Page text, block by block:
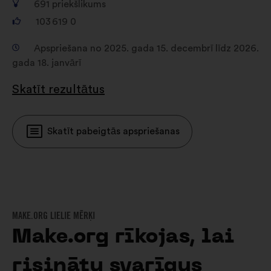
691 priekšlikums
103 619 0
Apspriešana no 2025. gada 15. decembrī līdz 2026.
gada 18. janvārī
Skatīt rezultātus
Skatīt pabeigtās apspriešanas
MAKE.ORG LIELIE MĒRĶI
Make.org rīkojas, lai
risinātu svarīgus